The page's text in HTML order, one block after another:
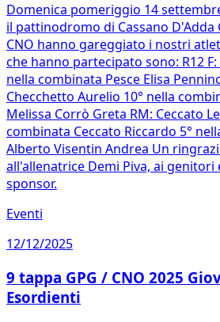
Domenica pomeriggio 14
il pattinodromo di Cassano D'Adda
CNO hanno gareggiato i nostri
che hanno partecipato sono: R12
nella combinata Pesce Elisa
Checchetto Aurelio 10° nella
Melissa Corrò Greta RM: Ceccato
combinata Ceccato Riccardo 5°
Alberto Visentin Andrea Un
all'allenatrice Demi Piva, ai
sponsor.
Eventi
12/12/2025
9 tappa GPG / CNO 2025
Esordienti